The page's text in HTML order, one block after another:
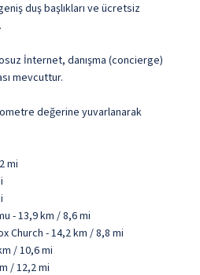
duş başlıkları ve ücretsiz
İnternet, danışma (concierge)
mevcuttur.
değerine yuvarlanarak
mi
- 13,9 km / 8,6 mi
Church - 14,2 km / 8,8 mi
/ 10,6 mi
/ 12,2 mi